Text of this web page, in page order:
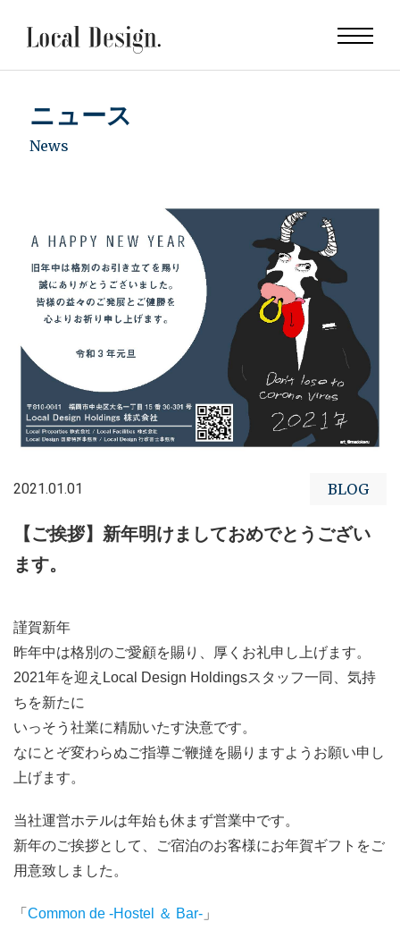
ニュース
News
2021.01.01 BLOG
【ご挨拶】新年明けましておめでとうござい
ます。
謹賀新年
昨年中は格別のご愛顧を賜り、厚くお礼申し上げます。
2021年を迎えLocal Design Holdingsスタッフ一同、気持
ちを新たに
いっそう社業に精励いたす決意です。
なにとぞ変わらぬご指導ご鞭撻を賜りますようお願い申し
上げます。
当社運営ホテルは年始も休まず営業中です。
新年のご挨拶として、ご宿泊のお客様にお年賀ギフトをご
用意致しました。
「 Common de -Hostel ＆ Bar- 」